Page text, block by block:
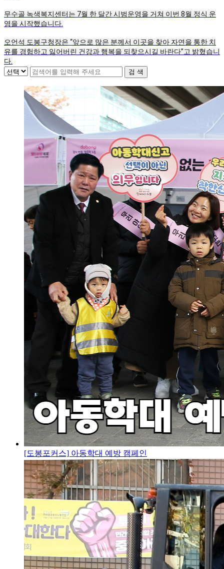
무수골 녹색복지센터는 7월 한 달간 시범운영을 거쳐 이번 8월 정식 운
영을 시작했습니다.
오언석 도봉구청장은 “앞으로 많은 분께서 이곳을 찾아 자연을 통한 치
유를 경험하고 잃어버린 건강과 행복을 되찾으시길 바란다”고 밝혔습니
다.
[도봉포커스] 아동학대 예방 캠페인